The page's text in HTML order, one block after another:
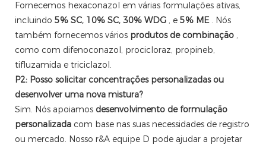
Fornecemos hexaconazol em várias formulações ativas,
incluindo 5% SC, 10% SC, 30% WDG , e 5% ME . Nós
também fornecemos vários produtos de combinação ,
como com difenoconazol, procicloraz, propineb,
tifluzamida e triciclazol.
P2: Posso solicitar concentrações personalizadas ou
desenvolver uma nova mistura?
Sim. Nós apoiamos desenvolvimento de formulação
personalizada com base nas suas necessidades de registro
ou mercado. Nosso r&A equipe D pode ajudar a projetar